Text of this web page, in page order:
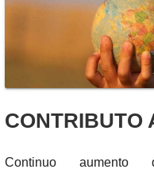
CONTRIBUTO
Continuo aumento